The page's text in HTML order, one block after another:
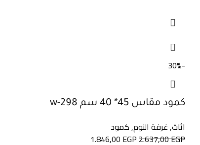
-30%
كمود مقاس 45* 40 سم w-298
اثاث,غرفة النوم,كمود
2.637,00EGP
1.846,00 EGP